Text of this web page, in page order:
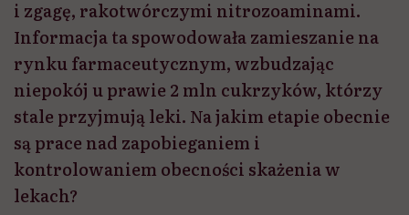
i zgagę, rakotwórczymi nitrozoaminami.
Informacja ta spowodowała zamieszanie na
rynku farmaceutycznym, wzbudzając
niepokój u prawie 2 mln cukrzyków, którzy
stale przyjmują leki. Na jakim etapie obecnie
są prace nad zapobieganiem i
kontrolowaniem obecności skażenia w
lekach?